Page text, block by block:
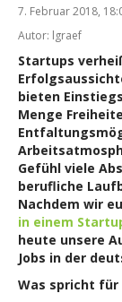
7. Februar 2018,
Autor: lgraef
Startups
bieten
Menge
Gefühl viele
berufliche
Nachdem wir
in einem
heute unsere
Jobs in der
Was spricht für